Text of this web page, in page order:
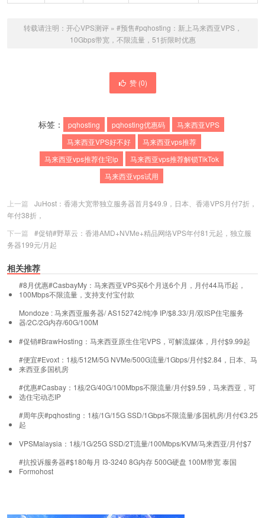
转载请注明： 开心VPS测评» #预售#pqhosting：新上马来西亚VPS，
10Gbps带宽，不限流量，51折限时优惠
赞 (0)
标签： pqhosting pqhosting优惠码
马来西亚VPS
马来西亚VPS好不好
马来西亚vps推荐
马来西亚vps推荐住宅ip
马来西亚vps推荐解锁TikTok
马来西亚vps试用
上一篇
JuHost：香港大宽带独立服务器首月$49.9，日本、香港VPS月付7折，
年付38折，
下一篇
#促销#野草云：香港AMD+NVMe+精品网络VPS年付81元起，独立服
务器199元/月起
相关推荐
#8月优惠#CasbayMy：马来西亚VPS买6个月送6个月，月付44马币起，
100Mbps不限流量，支持支付宝付款
Mondoze : 马来西亚服务器/ AS152742/纯净 IP/$8.33/月/双ISP住宅服务
器/2C/2G内存/60G/100M
#促销#BrawHosting：马来西亚原生住宅VPS，可解流媒体，月付$9.99起
#便宜#Evoxt：1核/512M/5G NVMe/500G流量/1Gbps/月付$2.84，日本、马
来西亚多国机房
#优惠#Casbay：1核/2G/40G/100Mbps不限流量/月付$9.59，马来西亚，可
选住宅动态IP
#周年庆#pqhosting：1核/1G/15G SSD/1Gbps不限流量/多国机房/月付€3.25
起
VPSMalaysia：1核/1G/25G SSD/2T流量/100Mbps/KVM/马来西亚/月付$7
#抗投诉服务器#$180每月 I3-3240 8G内存 500G硬盘 100M带宽 泰国
Formohost